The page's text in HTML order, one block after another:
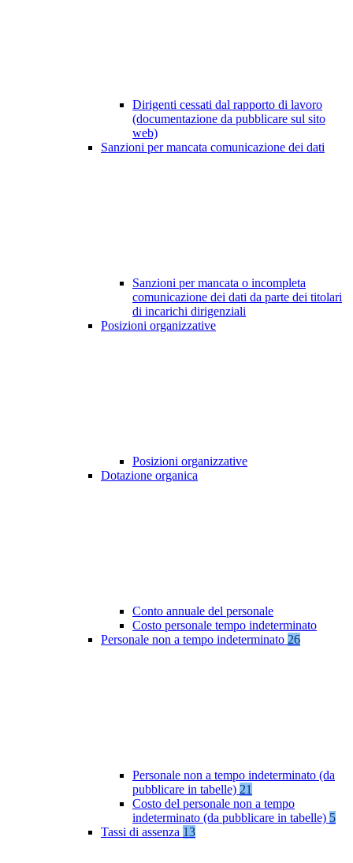
Dirigenti cessati dal rapporto di lavoro
(documentazione da pubblicare sul sito
web)
Sanzioni per mancata comunicazione dei dati
Sanzioni per mancata o incompleta
comunicazione dei dati da parte dei titolari
di incarichi dirigenziali
Posizioni organizzative
Posizioni organizzative
Dotazione organica
Conto annuale del personale
Costo personale tempo indeterminato
Personale non a tempo indeterminato 26
Personale non a tempo indeterminato (da
pubblicare in tabelle) 21
Costo del personale non a tempo
indeterminato (da pubblicare in tabelle) 5
Tassi di assenza 13